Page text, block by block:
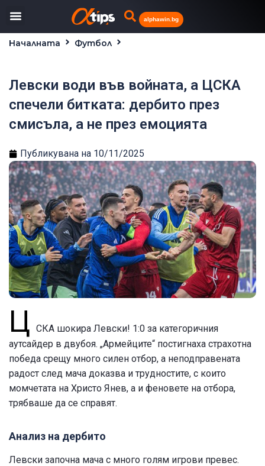
alphawin.bg
Началната
Футбол
Левски води във войната, а ЦСКА
спечели битката: дербито през
смисъла, а не през емоцията
Публикувана на 10/11/2025
Ц СКА шокира Левски! 1:0 за категоричния
аутсайдер в двубоя. „Армейците“ постигнаха страхотна
победа срещу много силен отбор, а неподправената
радост след мача доказва и трудностите, с които
момчетата на Христо Янев, а и феновете на отбора,
трябваше да се справят.
Анализ на дербито
Левски започна мача с много голям игрови превес.